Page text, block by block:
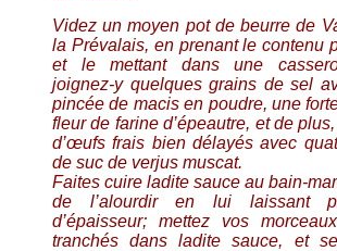
Videz un moyen pot de beurre de
la Prévalais, en prenant le contenu
et le mettant dans une
joignez-y quelques grains de sel
pincée de macis en poudre, une
fleur de farine d’épeautre, et de
d’œufs frais bien délayés avec
de suc de verjus muscat.
Faites cuire ladite sauce au bain-
de l’alourdir en lui laissant
d’épaisseur; mettez vos
tranchés dans ladite sauce, et